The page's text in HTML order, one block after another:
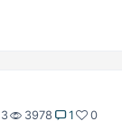
3978 1 0